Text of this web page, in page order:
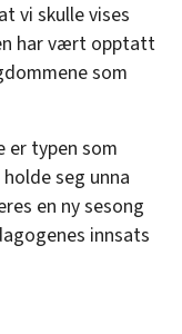
vi skulle vises
har vært opptatt
som
er typen som
seg unna
en ny sesong
innsats